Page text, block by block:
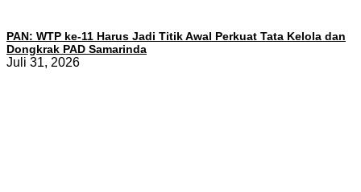
PAN: WTP ke-11 Harus Jadi Titik Awal Perkuat Tata Kelola dan
Dongkrak PAD Samarinda
Juli 31, 2026